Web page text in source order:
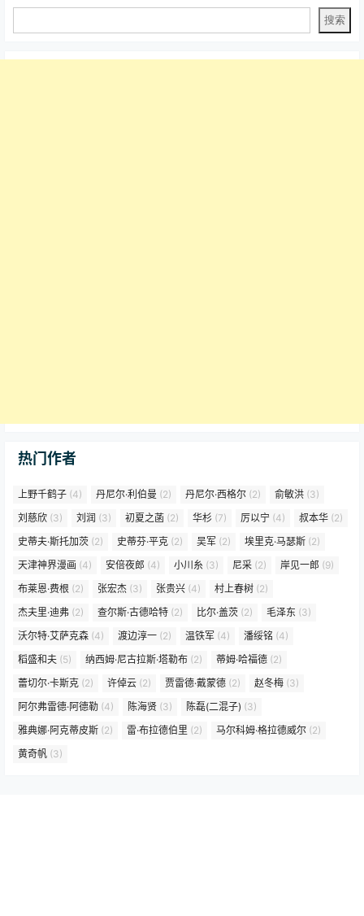
热门作者
上野千鹤子 (4) 丹尼尔·利伯曼 (2) 丹尼尔·西格尔 (2) 俞敏洪 (3)
刘慈欣 (3) 刘润 (3) 初夏之菡 (2) 华杉 (7) 厉以宁 (4) 叔本华 (2)
史蒂夫·斯托加茨 (2) 史蒂芬·平克 (2) 吴军 (2) 埃里克·马瑟斯 (2)
天津神界漫画 (4) 安倍夜郎 (4) 小川糸 (3) 尼采 (2) 岸见一郎 (9)
布莱恩·费根 (2) 张宏杰 (3) 张贵兴 (4) 村上春树 (2)
杰夫里·迪弗 (2) 查尔斯·古德哈特 (2) 比尔·盖茨 (2) 毛泽东 (3)
沃尔特·艾萨克森 (4) 渡边淳一 (2) 温铁军 (4) 潘绥铭 (4)
稻盛和夫 (5) 纳西姆·尼古拉斯·塔勒布 (2) 蒂姆·哈福德 (2)
蕾切尔·卡斯克 (2) 许倬云 (2) 贾雷德·戴蒙德 (2) 赵冬梅 (3)
阿尔弗雷德·阿德勒 (4) 陈海贤 (3) 陈磊(二混子) (3)
雅典娜·阿克蒂皮斯 (2) 雷·布拉德伯里 (2) 马尔科姆·格拉德威尔 (2)
黄奇帆 (3)